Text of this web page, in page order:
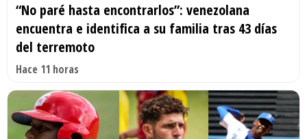
“No paré hasta encontrarlos”: venezolana
encuentra e identifica a su familia tras 43 días
del terremoto
Hace 11 horas